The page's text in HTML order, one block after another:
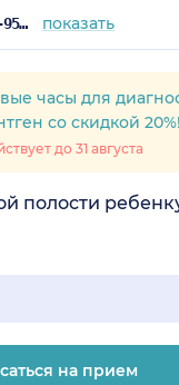
+7 (495) 162-95-13 показать
часы для
со скидкой 20%!
до 31 августа
полости
на прием